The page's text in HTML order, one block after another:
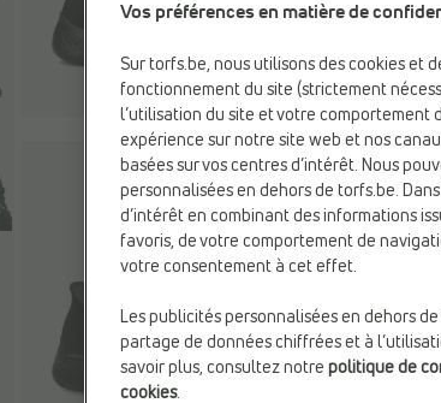
Vos préférences en matière de
Sur torfs.be, nous utilisons des cookies et
fonctionnement du site (strictement
l’utilisation du site et votre comportement
expérience sur notre site web et nos
basées sur vos centres d’intérêt. Nous
personnalisées en dehors de torfs.be.
d’intérêt en combinant des informations
favoris, de votre comportement de
votre consentement à cet effet.
Les publicités personnalisées en dehors
partage de données chiffrées et à
savoir plus, consultez notre politique de
cookies.